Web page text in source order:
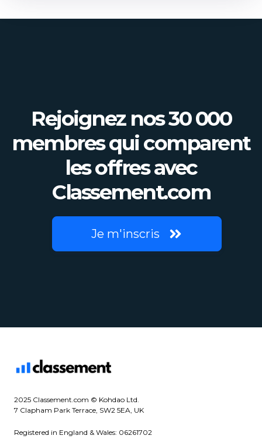
Rejoignez nos 30 000
membres qui comparent
les offres avec
Classement.com
Je m'inscris
2025 Classement.com © Kohdao Ltd.
7 Clapham Park Terrace, SW2 5EA, UK
Registered in England & Wales: 06261702